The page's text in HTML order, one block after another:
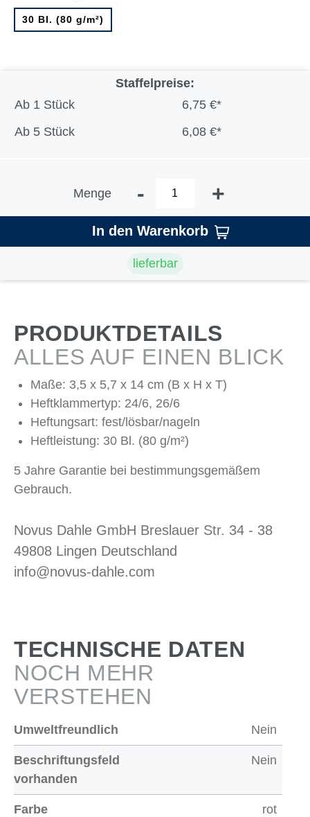
30 Bl. (80 g/m²)
Staffelpreise:
Ab 1 Stück
6,75 €*
Ab 5 Stück 6,08 €*
Menge - +
In den Warenkorb
lieferbar
PRODUKTDETAILS
ALLES AUF EINEN BLICK
Maße: 3,5 x 5,7 x 14 cm (B x H x T)
Heftklammertyp: 24/6, 26/6
Heftungsart: fest/lösbar/nageln
Heftleistung: 30 Bl. (80 g/m²)
5 Jahre Garantie bei bestimmungsgemäßem
Gebrauch.
Novus Dahle GmbH Breslauer Str. 34 - 38
49808 Lingen Deutschland
info@novus-dahle.com
TECHNISCHE DATEN
NOCH MEHR
VERSTEHEN
Umweltfreundlich Nein
Beschriftungsfeld
vorhanden
Nein
Farbe rot